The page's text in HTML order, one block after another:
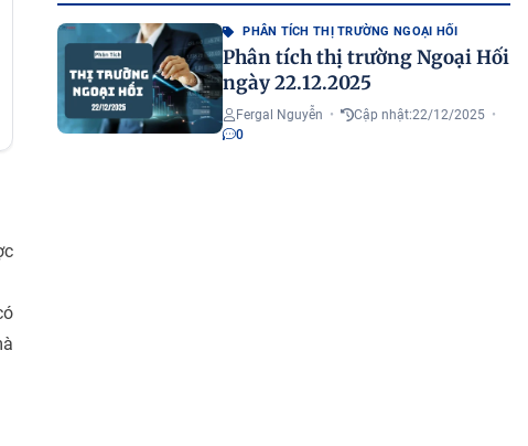
PHÂN TÍCH THỊ TRƯỜNG NGOẠI HỐI
Phân tích thị trường Ngoại Hối
ngày 22.12.2025
Fergal Nguyễn • Cập nhật:22/12/2025 •
0